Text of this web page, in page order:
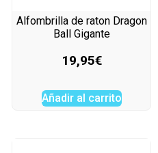
Alfombrilla de raton Dragon
Ball Gigante
19,95€
Añadir al carrito